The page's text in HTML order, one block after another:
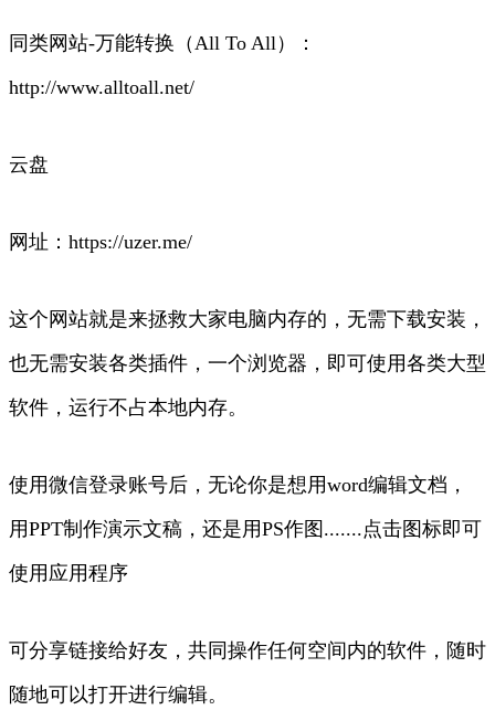
同类网站-万能转换（All To All）：
http://www.alltoall.net/
云盘
网址：https://uzer.me/
这个网站就是来拯救大家电脑内存的，无需下载安装，
也无需安装各类插件，一个浏览器，即可使用各类大型
软件，运行不占本地内存。
使用微信登录账号后，无论你是想用word编辑文档，
用PPT制作演示文稿，还是用PS作图.......点击图标即可
使用应用程序
可分享链接给好友，共同操作任何空间内的软件，随时
随地可以打开进行编辑。